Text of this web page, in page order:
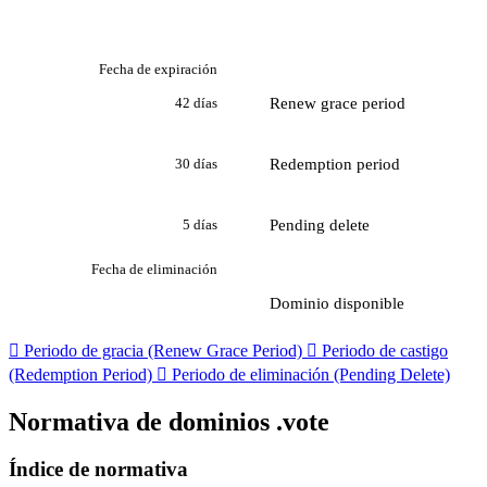
Fecha de expiración
42 días Renew grace period
30 días Redemption period
5 días Pending delete
Fecha de eliminación
Dominio disponible
 Periodo de gracia (Renew Grace Period)  Periodo de castigo
(Redemption Period)  Periodo de eliminación (Pending Delete)
Normativa de dominios .vote
Índice de normativa